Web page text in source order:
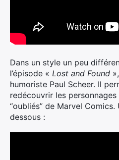
Dans un style un peu
l’épisode « Lost and Found
humoriste Paul Scheer. Il
redécouvrir les
“oubliés” de Marvel
dessous :